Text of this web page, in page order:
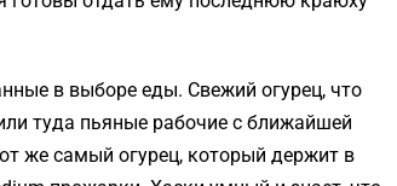
в выборе еды. Свежий огурец, что
туда пьяные рабочие с ближайшей
же самый огурец, который держит в